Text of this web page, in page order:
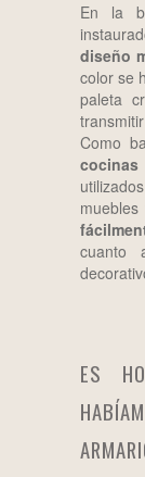
En la
diseño
color se
paleta
transmitir
Como
cocinas
cuanto
ES